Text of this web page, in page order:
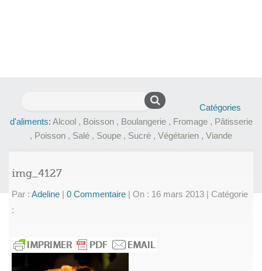
Catégories
d'aliments: Alcool , Boisson, Boulangerie, Fromage, Pâtisserie
, Poisson , Salé , Soupe , Sucré , Végétarien , Viande
img_4127
Par : Adeline 0 Commentaire On : 16 mars 2013
Catégorie
: